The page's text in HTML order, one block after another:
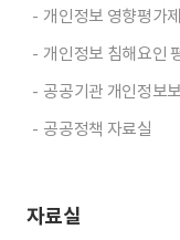
개인정보 영향평가
개인정보 침해요인
공공기관 개인정보
공공정책 자료실
자료실